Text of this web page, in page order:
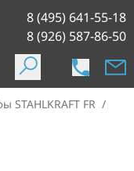
8 (495) 641-55-18
8 (926) 587-86-50
STAHLKRAFT FR /